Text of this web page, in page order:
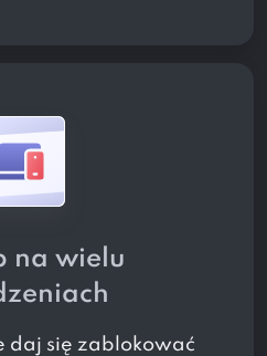
na wielu
daj się zablokować